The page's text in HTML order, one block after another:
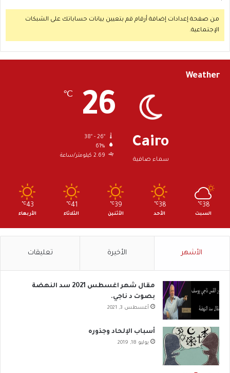
من صفحة إعدادات إضافة أرقام قم بتعيين بيانات حساباتك على الشبكات
الإجتماعية.
Weather
Cairo
سماء صافية
26
℃
61%
2.69 كيلومتر/ساعة
38
℃
السبت
38
℃
الأحد
39
℃
الأثنين
41
℃
الثلاثاء
43
℃
الأربعاء
الأشهر الأخيرة تعليقات
مقال شهر اغسطس 2021 سد النهضة
بصوت د ناجي.
أغسطس 3, 2021
أسباب الإلحاد وجذوره
يوليو 18, 2019